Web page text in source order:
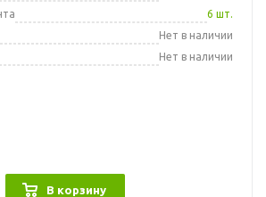
6 шт.
Нет в наличии
Нет в наличии
В корзину